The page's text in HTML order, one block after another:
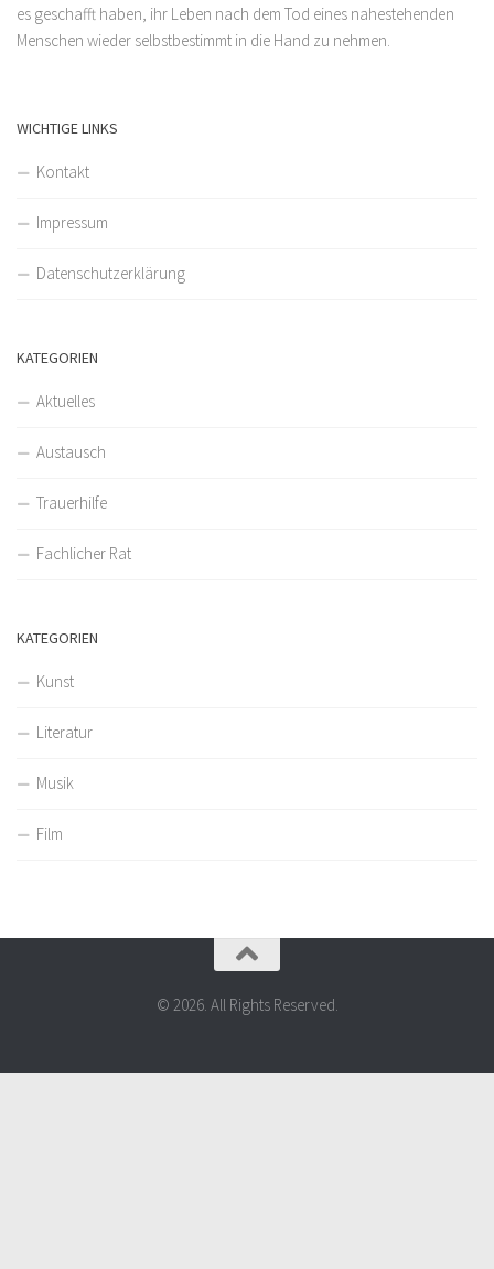
es geschafft haben, ihr Leben nach dem Tod eines nahestehenden
Menschen wieder selbstbestimmt in die Hand zu nehmen.
WICHTIGE LINKS
Kontakt
Impressum
Datenschutzerklärung
KATEGORIEN
Aktuelles
Austausch
Trauerhilfe
Fachlicher Rat
KATEGORIEN
Kunst
Literatur
Musik
Film
© 2026. All Rights Reserved.